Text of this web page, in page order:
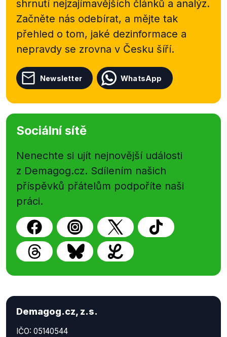
shrnutí nejzajímavějších článků a analýz.
Začněte nás odebírat, a mějte tak
přehled o tom, jaké dezinformace a
nepravdy se zrovna v Česku šíří.
Newsletter WhatsApp
Sociální sítě
Nenechte si ujít nejnovější události
z Demagog.cz. Sdílením našich
příspěvků přátelům podpoříte naši
práci.
Demagog.cz, z.s.
IČO: 05140544